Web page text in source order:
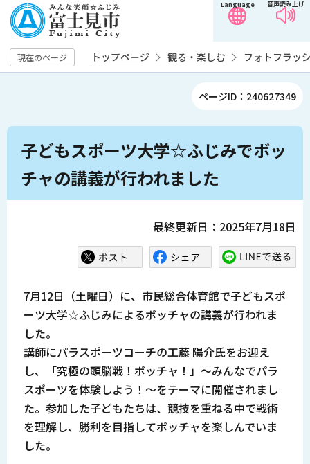
の
ペ
ー
音声読み上げ
Language
現在のページ トップページ 観る・楽しむ フォトフラッ
ページID：240627349
本
か
子どもスポーツ大学☆ふじみでボッ
チャの講義が行われました
最終更新日：2025年7月18日
7月12日（土曜日）に、市民総合体育館で子どもスポ
ーツ大学☆ふじみによるボッチャの講義が行われま
した。
講師にパラスポーツコーチの工藤 陽介氏をお迎え
し、「究極の頭脳戦！ボッチャ！」～みんなでパラ
スポーツを体験しよう！～をテーマに開催されまし
た。参加した子どもたちは、競技を重ねる中で戦術
を理解し、勝利を目指してボッチャを楽しんでいま
した。